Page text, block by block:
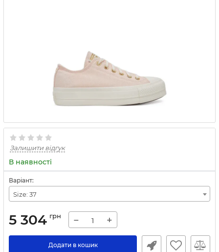
Залишити відгук
В наявності
Варіант:
Size: 37
5 304 грн − +
Додати в кошик